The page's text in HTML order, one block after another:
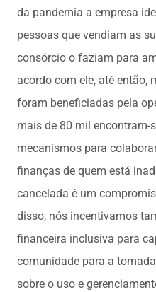
da pandemia a empresa
pessoas que vendiam as
consórcio o faziam para
acordo com ele, até então,
foram beneficiadas pela
mais de 80 mil encontram-
mecanismos para
finanças de quem está
cancelada é um
disso, nós incentivamos
financeira inclusiva para
comunidade para a
sobre o uso e